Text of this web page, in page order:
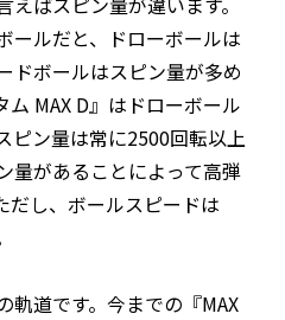
ールだと、ドローボールは
ドボールはスピン量が多め
MAX D』はドローボール
ピン量は常に2500回転以上
量があることによって高弾
だし、ボールスピードは
軌道です。今までの『MAX